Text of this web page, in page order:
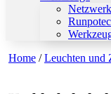
Netzwerk
Runpotec
Home /Leuchten und